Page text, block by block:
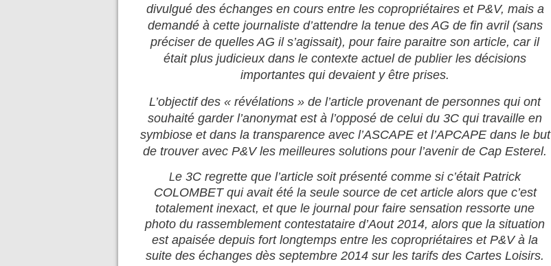
divulgué des échanges en cours entre les copropriétaires et P&V, mais a
demandé à cette journaliste d’attendre la tenue des AG de fin avril (sans
préciser de quelles AG il s’agissait), pour faire paraitre son article, car il
était plus judicieux dans le contexte actuel de publier les décisions
importantes qui devaient y être prises.
L’objectif des « révélations » de l’article provenant de personnes qui ont
souhaité garder l’anonymat est à l’opposé de celui du 3C qui travaille en
symbiose et dans la transparence avec l’ASCAPE et l’APCAPE dans le but
de trouver avec P&V les meilleures solutions pour l’avenir de Cap Esterel.
Le 3C regrette que l’article soit présenté comme si c’était Patrick
COLOMBET qui avait été la seule source de cet article alors que c’est
totalement inexact, et que le journal pour faire sensation ressorte une
photo du rassemblement contestataire d’Aout 2014, alors que la situation
est apaisée depuis fort longtemps entre les copropriétaires et P&V à la
suite des échanges dès septembre 2014 sur les tarifs des Cartes Loisirs.